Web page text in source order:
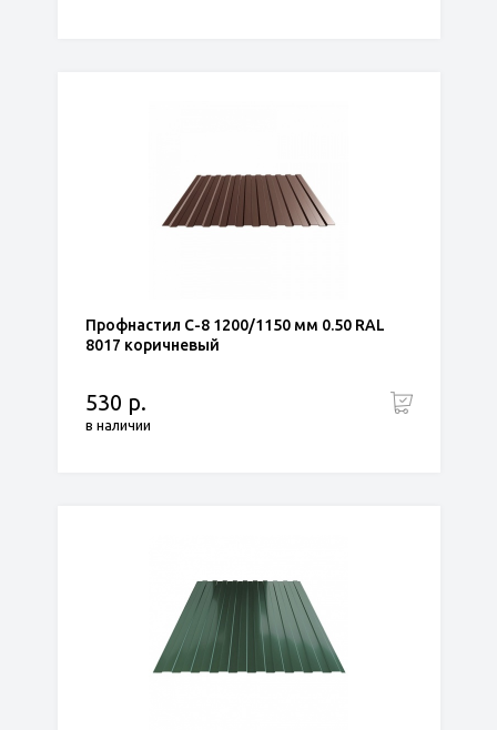
Профнастил С-8 1200/1150 мм 0.50 RAL
8017 коричневый
530 р.
в наличии